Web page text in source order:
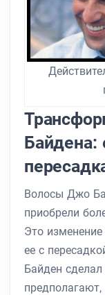
Байдена:
Волосы Джо
приобрели
Это
ее с
Байден
предполагают,